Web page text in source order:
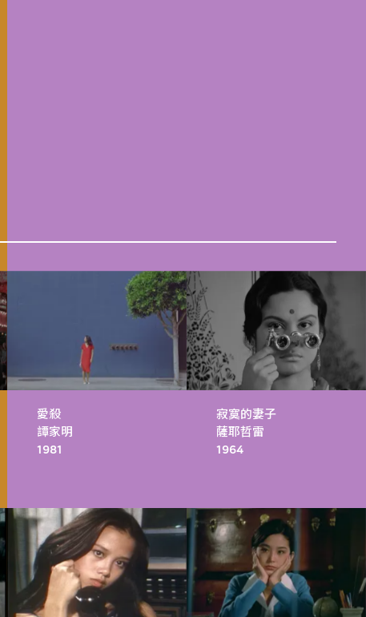
愛殺
譚家明
1981
寂寞的妻子
薩耶哲雷
1964